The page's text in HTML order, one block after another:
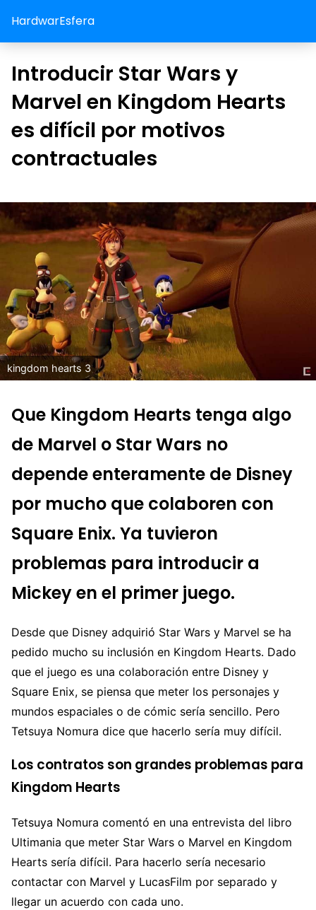
HardwarEsfera
Introducir Star Wars y
Marvel en Kingdom Hearts
es difícil por motivos
contractuales
kingdom hearts 3
Que Kingdom Hearts tenga algo
de Marvel o Star Wars no
depende enteramente de Disney
por mucho que colaboren con
Square Enix. Ya tuvieron
problemas para introducir a
Mickey en el primer juego.
Desde que Disney adquirió Star Wars y Marvel se ha
pedido mucho su inclusión en Kingdom Hearts. Dado
que el juego es una colaboración entre Disney y
Square Enix, se piensa que meter los personajes y
mundos espaciales o de cómic sería sencillo. Pero
Tetsuya Nomura dice que hacerlo sería muy difícil.
Los contratos son grandes problemas para
Kingdom Hearts
Tetsuya Nomura comentó en una entrevista del libro
Ultimania que meter Star Wars o Marvel en Kingdom
Hearts sería difícil. Para hacerlo sería necesario
contactar con Marvel y LucasFilm por separado y
llegar un acuerdo con cada uno.